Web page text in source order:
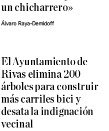
un chicharrero»
Álvaro Raya-Demidoff
El Ayuntamiento de
Rivas elimina 200
árboles para construir
más carriles bici y
desata la indignación
vecinal